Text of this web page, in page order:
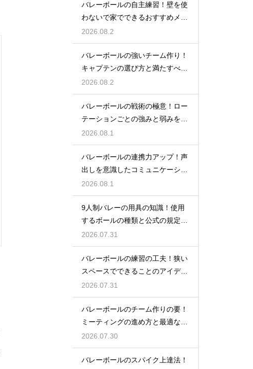
バレーボールの自主練習！壁を使
わないで家でできるおすすめメニ
ュー
2026.08.2
バレーボールの強いチーム作り！
キャプテンの選び方と満たすべき
基準
2026.08.2
バレーボールの戦術の極意！ロー
テーションごとの強みと弱みを徹
底分析
2026.08.1
バレーボールの連携力アップ！声
出しを意識したコミュニケーショ
ン練習
2026.08.1
9人制バレーの用具の知識！使用
するボールの種類と公式の規定を
解説
2026.07.31
バレーボールの練習の工夫！狭い
スペースでできることのアイデア
大公開
2026.07.31
バレーボールのチーム作りの要！
ミーティングの進め方と最適な頻
度とは
2026.07.30
バレーボールのスパイク上達法！